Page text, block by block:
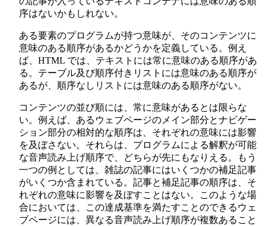
序はないかもしれない。
ある要素のプログラムが持つ意味が、そのコンテンツに
意味のある順序があるかどうかを定義している。例え
ば、HTML では、テキストには常に意味のある順序があ
る。テーブル及び順序付きリストには意味のある順序が
あるが、順序なしリストには意味のある順序がない。
コンテンツの並び順には、常に意味があるとは限らな
い。例えば、あるウェブページのメイン部分とナビゲー
ション部分の相対的な順序は、それぞれの意味には影響
を及ぼさない。それらは、プログラムによる解釈が可能
な音声読み上げ順序で、どちらが先にもなりえる。もう
一つの例としては、雑誌の記事にはいくつかの補足記事
がいくつか含まれている。記事と補足記事の順序は、そ
れぞれの意味に影響を及ぼすことはない。このような場
合においては、この達成基準を満たすことのできるウェ
ブページには、異なる音声読み上げ順序が複数あること